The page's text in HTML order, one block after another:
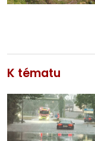
K tématu